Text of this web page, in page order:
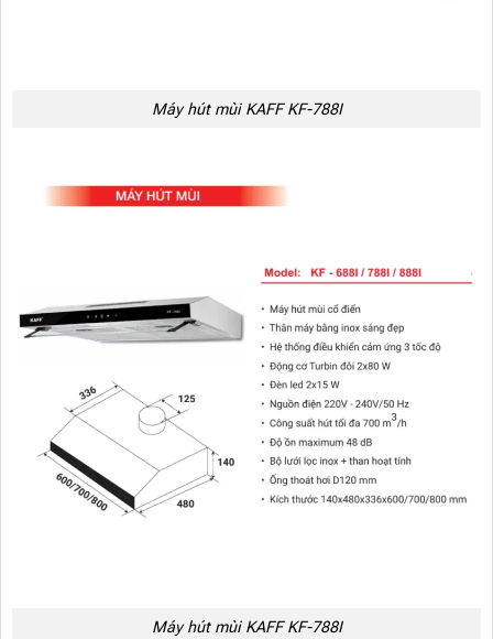
Máy hút mùi KAFF KF-788I
Máy hút mùi KAFF KF-788I